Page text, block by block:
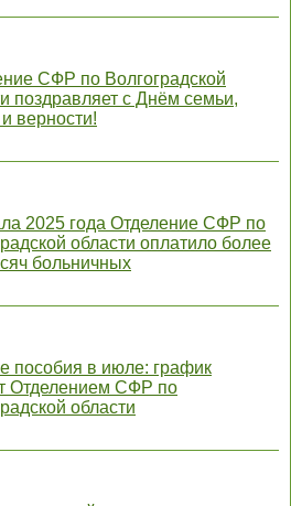
СФР по Волгоградской
поздравляет с Днём семьи,
верности!
2025 года Отделение СФР по
области оплатило более
больничных
пособия в июле: график
Отделением СФР по
области